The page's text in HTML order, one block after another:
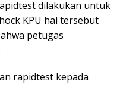
dilakukan untuk
KPU hal tersebut
petugas
rapidtest kepada